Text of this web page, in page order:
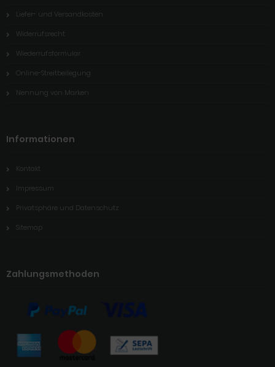
Liefer- und Versandkosten
Widerrufsrecht
Wiederrufsformular
Online-Streitbeilegung
Nennung von Marken
Informationen
Kontakt
Impressum
Privatsphäre und Datenschutz
Sitemap
Zahlungsmethoden